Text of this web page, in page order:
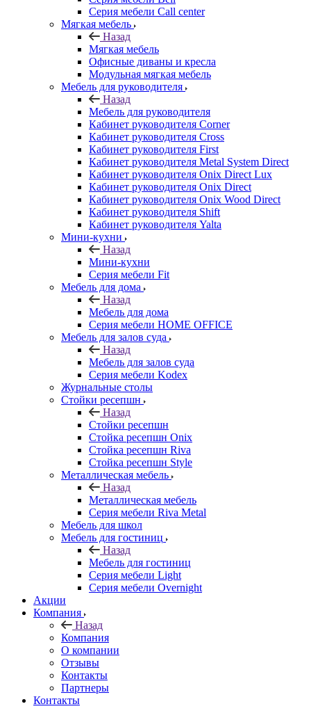
Серия мебели Call center
Мягкая мебель
Назад
Мягкая мебель
Офисные диваны и кресла
Модульная мягкая мебель
Мебель для руководителя
Назад
Мебель для руководителя
Кабинет руководителя Corner
Кабинет руководителя Cross
Кабинет руководителя First
Кабинет руководителя Metal System Direct
Кабинет руководителя Onix Direct Lux
Кабинет руководителя Onix Direct
Кабинет руководителя Onix Wood Direct
Кабинет руководителя Shift
Кабинет руководителя Yalta
Мини-кухни
Назад
Мини-кухни
Серия мебели Fit
Мебель для дома
Назад
Мебель для дома
Серия мебели HOME OFFICE
Мебель для залов суда
Назад
Мебель для залов суда
Серия мебели Kodex
Журнальные столы
Стойки ресепшн
Назад
Стойки ресепшн
Стойка ресепшн Onix
Стойка ресепшн Riva
Стойка ресепшн Style
Металлическая мебель
Назад
Металлическая мебель
Серия мебели Riva Metal
Мебель для школ
Мебель для гостиниц
Назад
Мебель для гостиниц
Серия мебели Light
Серия мебели Overnight
Акции
Компания
Назад
Компания
О компании
Отзывы
Контакты
Партнеры
Контакты